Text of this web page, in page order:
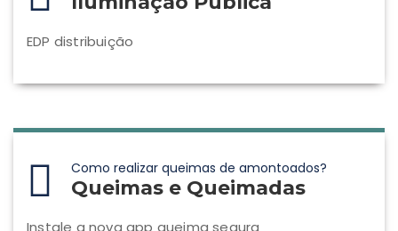
EDP distribuição
Como realizar queimas de amontoados?
Queimas e Queimadas
Instale a nova app queima segura